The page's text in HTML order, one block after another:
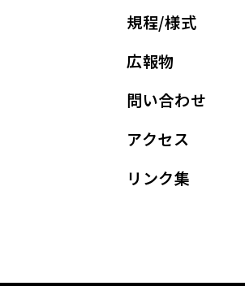
規程/様式
広報物
問い合わせ
アクセス
リンク集